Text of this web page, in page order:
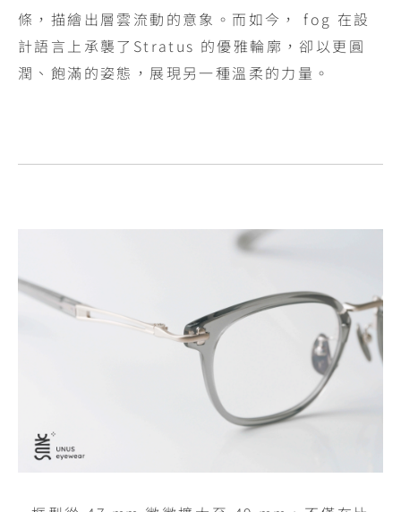
條，描繪出層雲流動的意象。而如今， fog 在設
計語言上承襲了Stratus 的優雅輪廓，卻以更圓
潤、飽滿的姿態，展現另一種溫柔的力量。